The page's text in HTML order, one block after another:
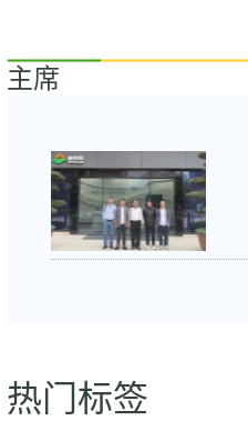
主席
热门标签